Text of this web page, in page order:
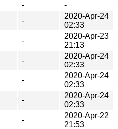
-
-
-
2020-Apr-24
02:33
-
2020-Apr-23
21:13
-
2020-Apr-24
02:33
-
2020-Apr-24
02:33
-
2020-Apr-24
02:33
-
2020-Apr-22
21:53